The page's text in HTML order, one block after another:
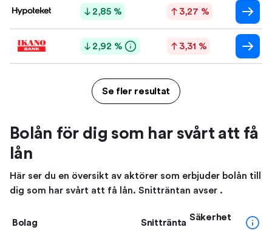
2,85 % 3,27 %
2,92 % 3,31 %
Se fler resultat
Bolån för dig som har svårt att få
lån
Här ser du en översikt av aktörer som erbjuder bolån till
dig som har svårt att få lån. Snitträntan avser .
Bolag Snittränta
Säkerhet